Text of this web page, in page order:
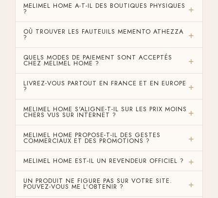
MELIMEL HOME A-T-IL DES BOUTIQUES PHYSIQUES
?
OÙ TROUVER LES FAUTEUILS MEMENTO ATHEZZA
?
QUELS MODES DE PAIEMENT SONT ACCEPTÉS
CHEZ MELIMEL HOME ?
LIVREZ-VOUS PARTOUT EN FRANCE ET EN EUROPE
?
MELIMEL HOME S'ALIGNE-T-IL SUR LES PRIX MOINS
CHERS VUS SUR INTERNET ?
MELIMEL HOME PROPOSE-T-IL DES GESTES
COMMERCIAUX ET DES PROMOTIONS ?
MELIMEL HOME EST-IL UN REVENDEUR OFFICIEL ?
UN PRODUIT NE FIGURE PAS SUR VOTRE SITE.
POUVEZ-VOUS ME L'OBTENIR ?